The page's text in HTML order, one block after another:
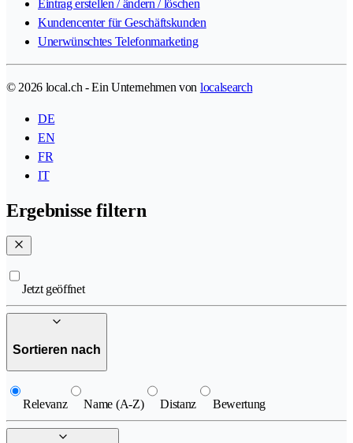
Eintrag erstellen / ändern / löschen
Kundencenter für Geschäftskunden
Unerwünschtes Telefonmarketing
© 2026 local.ch - Ein Unternehmen von localsearch
DE
EN
FR
IT
Ergebnisse filtern
Jetzt geöffnet
Sortieren nach
Relevanz Name (A-Z) Distanz Bewertung